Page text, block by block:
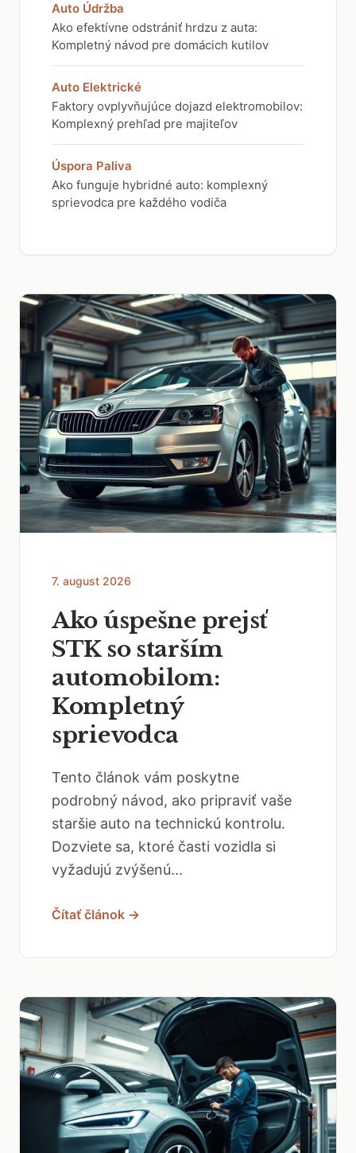
Auto Údržba
Ako efektívne odstrániť hrdzu z auta:
Kompletný návod pre domácich kutilov
Auto Elektrické
Faktory ovplyvňujúce dojazd elektromobilov:
Komplexný prehľad pre majiteľov
Úspora Paliva
Ako funguje hybridné auto: komplexný
sprievodca pre každého vodiča
7. august 2026
Ako úspešne prejsť
STK so starším
automobilom:
Kompletný
sprievodca
Tento článok vám poskytne
podrobný návod, ako pripraviť vaše
staršie auto na technickú kontrolu.
Dozviete sa, ktoré časti vozidla si
vyžadujú zvýšenú...
Čítať článok →